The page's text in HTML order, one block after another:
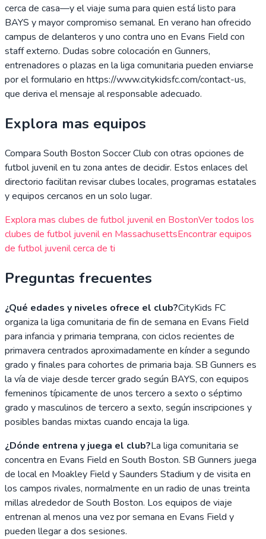
cerca de casa—y el viaje suma para quien está listo para
BAYS y mayor compromiso semanal. En verano han ofrecido
campus de delanteros y uno contra uno en Evans Field con
staff externo. Dudas sobre colocación en Gunners,
entrenadores o plazas en la liga comunitaria pueden enviarse
por el formulario en https://www.citykidsfc.com/contact-us,
que deriva el mensaje al responsable adecuado.
Explora mas equipos
Compara South Boston Soccer Club con otras opciones de
futbol juvenil en tu zona antes de decidir. Estos enlaces del
directorio facilitan revisar clubes locales, programas estatales
y equipos cercanos en un solo lugar.
Explora mas clubes de futbol juvenil en BostonVer todos los
clubes de futbol juvenil en MassachusettsEncontrar equipos
de futbol juvenil cerca de ti
Preguntas frecuentes
¿Qué edades y niveles ofrece el club?CityKids FC
organiza la liga comunitaria de fin de semana en Evans Field
para infancia y primaria temprana, con ciclos recientes de
primavera centrados aproximadamente en kínder a segundo
grado y finales para cohortes de primaria baja. SB Gunners es
la vía de viaje desde tercer grado según BAYS, con equipos
femeninos típicamente de unos tercero a sexto o séptimo
grado y masculinos de tercero a sexto, según inscripciones y
posibles bandas mixtas cuando encaja la liga.
¿Dónde entrena y juega el club?La liga comunitaria se
concentra en Evans Field en South Boston. SB Gunners juega
de local en Moakley Field y Saunders Stadium y de visita en
los campos rivales, normalmente en un radio de unas treinta
millas alrededor de South Boston. Los equipos de viaje
entrenan al menos una vez por semana en Evans Field y
pueden llegar a dos sesiones.